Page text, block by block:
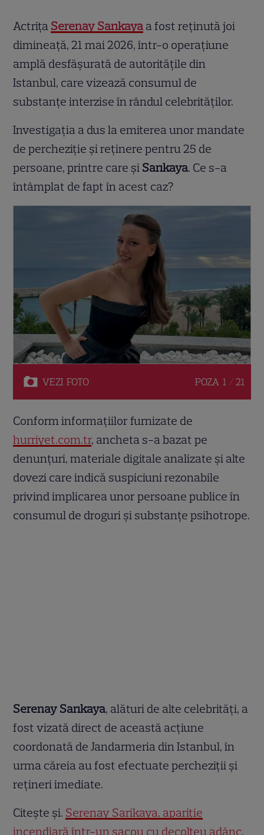
Actrița Serenay Sarıkaya a fost reținută joi
dimineață, 21 mai 2026, într-o operațiune
amplă desfășurată de autoritățile din
Istanbul, care vizează consumul de
substanțe interzise în rândul celebrităților.
Investigația a dus la emiterea unor mandate
de percheziție și reținere pentru 25 de
persoane, printre care și Sarıkaya. Ce s-a
întâmplat de fapt în acest caz?
VEZI FOTO POZA 1 / 21
Conform informațiilor furnizate de
hurriyet.com.tr, ancheta s-a bazat pe
denunțuri, materiale digitale analizate și alte
dovezi care indică suspiciuni rezonabile
privind implicarea unor persoane publice în
consumul de droguri și substanțe psihotrope.
Serenay Sarıkaya, alături de alte celebrități, a
fost vizată direct de această acțiune
coordonată de Jandarmeria din Istanbul, în
urma căreia au fost efectuate percheziții și
rețineri imediate.
Citește și. Serenay Sarikaya, apariție
incendiară într-un sacou cu decolteu adânc.